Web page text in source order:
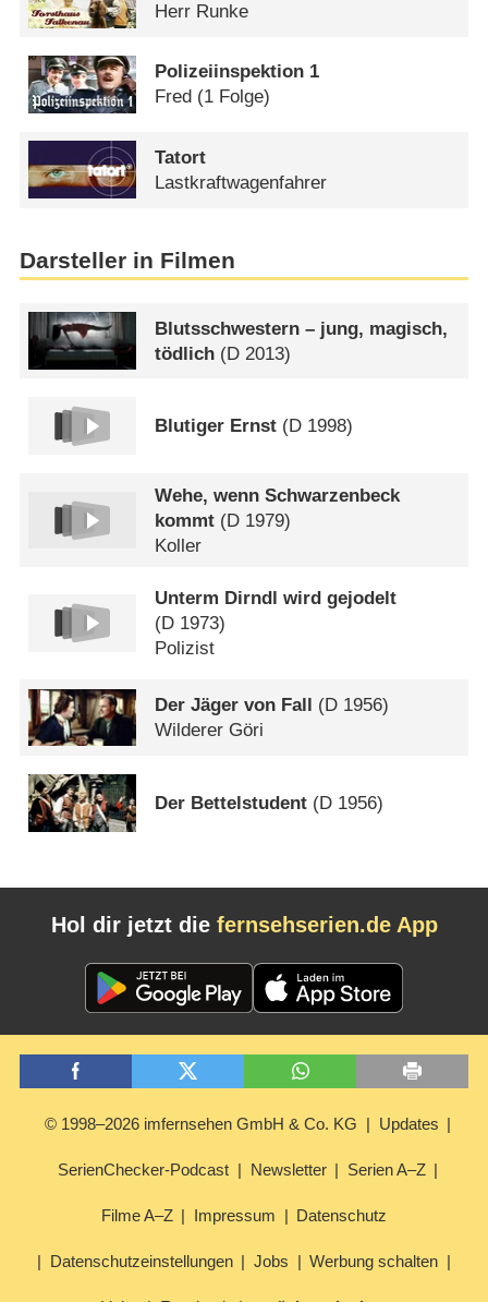
Herr Runke
Polizeiinspektion 1
Fred (1 Folge)
Tatort
Lastkraftwagenfahrer
Darsteller in Filmen
Blutsschwestern – jung, magisch,
tödlich (D 2013)
Blutiger Ernst (D 1998)
Wehe, wenn Schwarzenbeck
kommt (D 1979)
Koller
Unterm Dirndl wird gejodelt
(D 1973)
Polizist
Der Jäger von Fall (D 1956)
Wilderer Göri
Der Bettelstudent (D 1956)
Hol dir jetzt die fernsehserien.de App
© 1998–2026 imfernsehen GmbH & Co. KG Updates
SerienChecker-Podcast Newsletter Serien A–Z
Filme A–Z Impressum Datenschutz
Datenschutzeinstellungen Jobs Werbung schalten